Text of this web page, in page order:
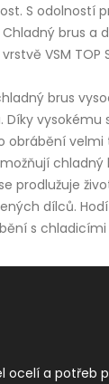
S odolností
brus a
VSM TOP
brus
Díky vysokému
obrábění velmi
chladný
prodlužuje
dílců.
s chladicími
ocelí a potřeb